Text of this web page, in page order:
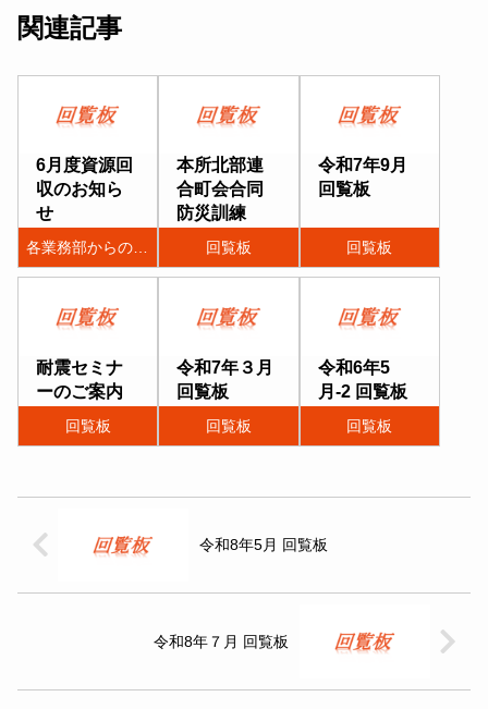
関連記事
6月度資源回
収のお知ら
せ
回覧板
本所北部連
合町会合同
防災訓練
回覧板
令和7年9月
回覧板
回覧板
耐震セミナ
ーのご案内
回覧板
令和7年３月
回覧板
回覧板
令和6年5
月-2 回覧板
令和8年5月 回覧板
令和8年７月 回覧板